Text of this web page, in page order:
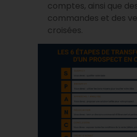
comptes, ainsi que
commandes et des
croisées.